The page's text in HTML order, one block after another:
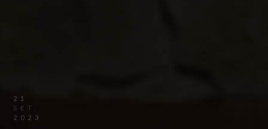
21
SET.
2023